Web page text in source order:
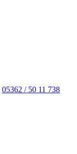
05362 / 50 11 738